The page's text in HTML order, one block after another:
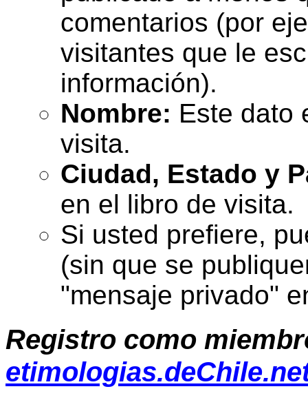
comentarios (por
visitantes que le
información).
Nombre: Este dato
visita.
Ciudad, Estado y
en el libro de visita.
Si usted prefiere,
(sin que se
"mensaje privado"
Registro como